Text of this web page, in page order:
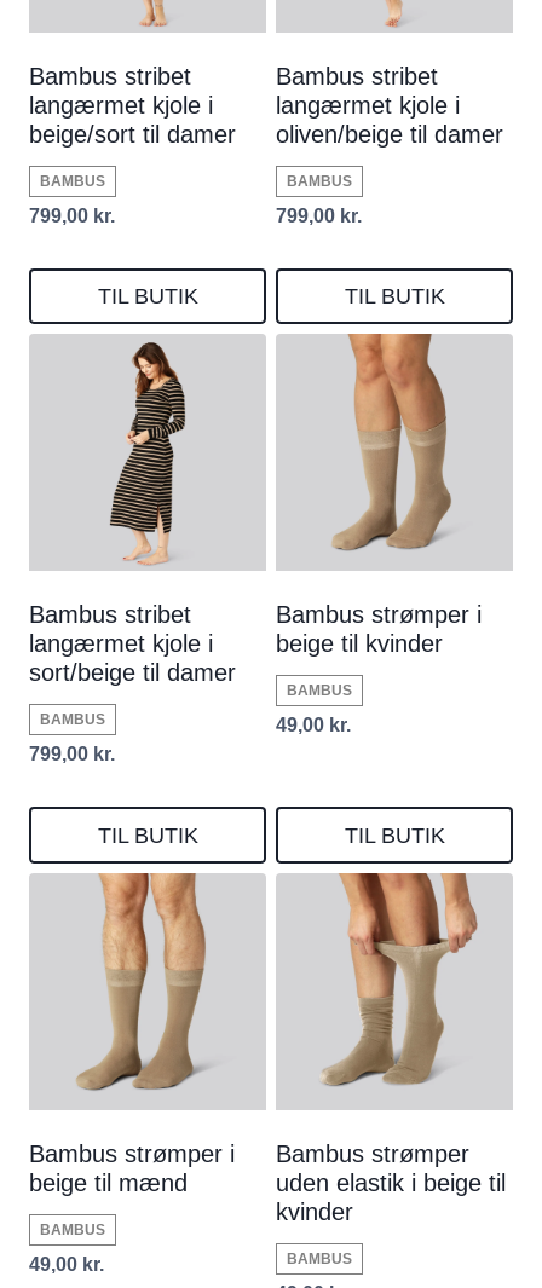
Bambus stribet
langærmet kjole i
beige/sort til damer
BAMBUS
799,00 kr.
TIL BUTIK
Bambus stribet
langærmet kjole i
oliven/beige til damer
BAMBUS
799,00 kr.
TIL BUTIK
Bambus stribet
langærmet kjole i
sort/beige til damer
BAMBUS
799,00 kr.
TIL BUTIK
Bambus strømper i
beige til kvinder
BAMBUS
49,00 kr.
TIL BUTIK
Bambus strømper i
beige til mænd
BAMBUS
49,00 kr.
Bambus strømper
uden elastik i beige til
kvinder
BAMBUS